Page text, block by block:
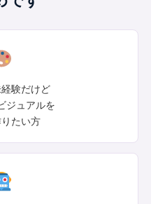
験だけど
ジュアルを
たい方